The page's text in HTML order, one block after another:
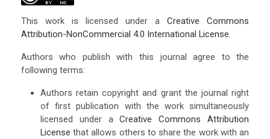
This work is licensed under aCreative Commons
Attribution-NonCommercial 4.0 International License.
Authors who publish with this journal agree to the
following terms:
Authors retain copyright and grant the journal right
of first publication with the work simultaneously
licensed under aCreative Commons Attribution
License that allows others to share the work with an